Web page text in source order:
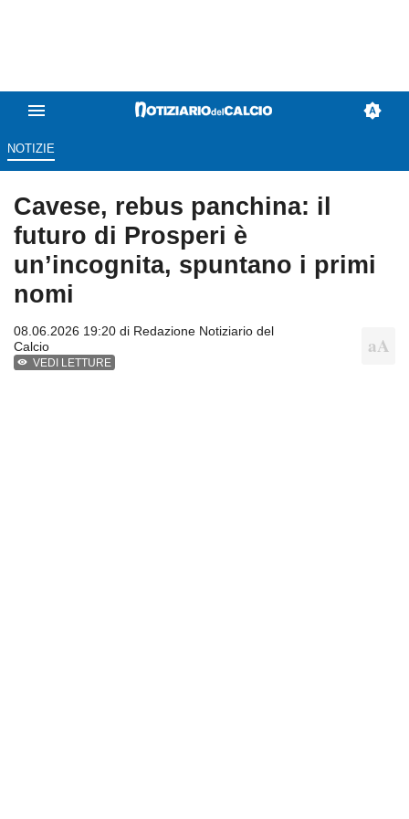
NOTIZIE
Cavese, rebus panchina: il
futuro di Prosperi è
un’incognita, spuntano i primi
nomi
08.06.2026 19:20 di Redazione Notiziario del
Calcio
VEDI LETTURE